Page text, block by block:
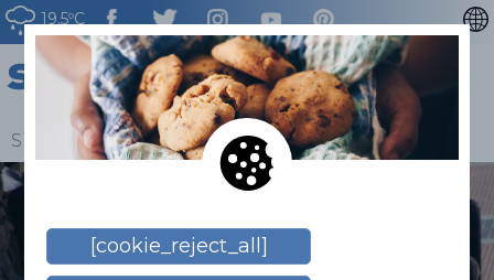
19.5ºC
CATALÀ
ENGLISH
ESPAÑOL
DEUTSCH
Sitges > Blog > Llistat Blog > Un rallye qui fait date
[cookie_reject_all]